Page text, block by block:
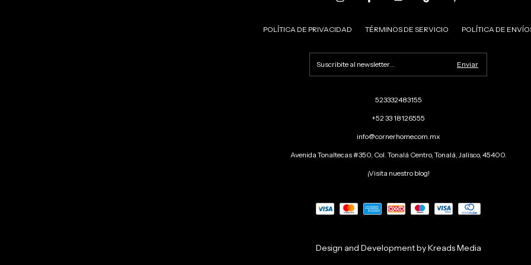
POLÍTICA DE PRIVACIDAD TÉRMINOS DE SERVICIO POLÍTICA DE
523332483155
+52 33 18126555
info@cornerhome.com.mx
Avenida Tonaltecas #350, Col. Tonalá Centro, Tonalá, Jalisco, 45400.
¡Visita nuestro blog!
Design and Development by Kreads Media